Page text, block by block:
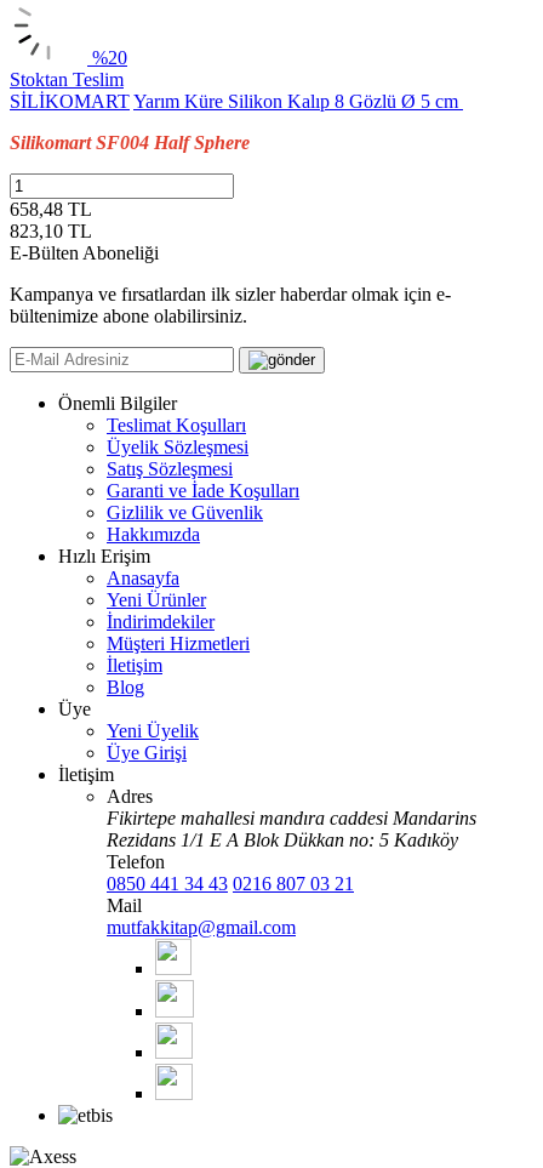
%20
Stoktan Teslim
SİLİKOMARTYarım Küre Silikon Kalıp 8 Gözlü Ø 5 cm
Silikomart SF004 Half Sphere
658,48 TL
823,10 TL
E-Bülten Aboneliği
Kampanya ve fırsatlardan ilk sizler haberdar olmak için e-
bültenimize abone olabilirsiniz.
Önemli Bilgiler
Teslimat Koşulları
Üyelik Sözleşmesi
Satış Sözleşmesi
Garanti ve İade Koşulları
Gizlilik ve Güvenlik
Hakkımızda
Hızlı Erişim
Anasayfa
Yeni Ürünler
İndirimdekiler
Müşteri Hizmetleri
İletişim
Blog
Üye
Yeni Üyelik
Üye Girişi
İletişim
Adres
Fikirtepe mahallesi mandıra caddesi Mandarins
Rezidans 1/1 E A Blok Dükkan no: 5 Kadıköy
Telefon
0850 441 34 43 0216 807 03 21
Mail
mutfakkitap@gmail.com